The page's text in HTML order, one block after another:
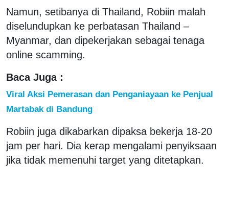
Namun, setibanya di Thailand, Robiin malah
diselundupkan ke perbatasan Thailand –
Myanmar, dan dipekerjakan sebagai tenaga
online scamming.
Baca Juga :
Viral Aksi Pemerasan dan Penganiayaan ke Penjual
Martabak di Bandung
Robiin juga dikabarkan dipaksa bekerja 18-20
jam per hari. Dia kerap mengalami penyiksaan
jika tidak memenuhi target yang ditetapkan.